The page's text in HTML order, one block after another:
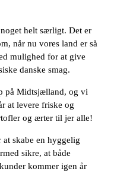
helt særligt. Det er
når nu vores land er så
mulighed for at give
danske smag.
på Midtsjælland, og vi
at levere friske og
og ærter til jer alle!
skabe en hyggelig
sikre, at både
kommer igen år